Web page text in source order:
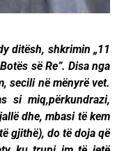
ditësh, shkrimin „11
së Re”. Disa nga
secili në mënyrë vet.
si miq,përkundrazi,
dhe, mbasi të kem
gjithë), do të doja që